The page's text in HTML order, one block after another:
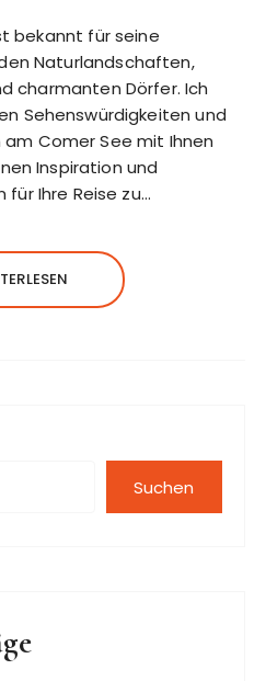
bekannt für seine
Naturlandschaften,
charmanten Dörfer. Ich
Sehenswürdigkeiten und
Comer See mit Ihnen
Inspiration und
Ihre Reise zu…
Suchen